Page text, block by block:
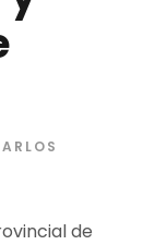
de